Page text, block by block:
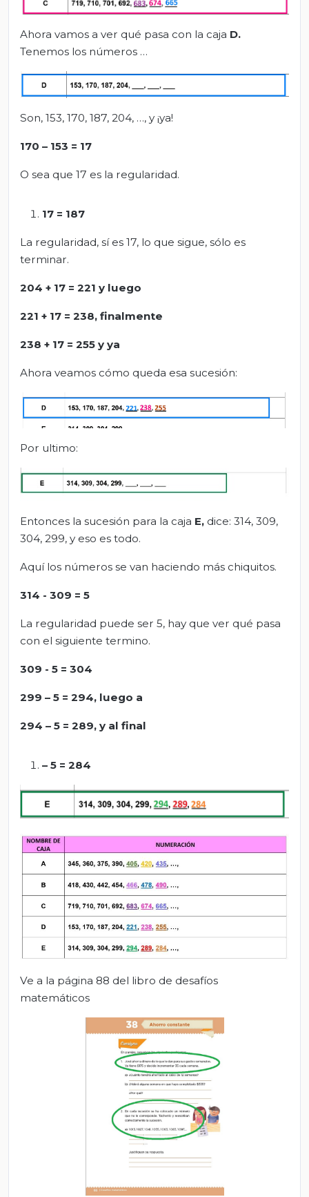
Ahora vamos a ver qué pasa con la caja D.
Tenemos los números …
Son, 153, 170, 187, 204, …, y ¡ya!
170 – 153 = 17
O sea que 17 es la regularidad.
17 = 187
La regularidad, sí es 17, lo que sigue, sólo es
terminar.
204 + 17 = 221 y luego
221 + 17 = 238, finalmente
238 + 17 = 255 y ya
Ahora veamos cómo queda esa sucesión:
Por ultimo:
Entonces la sucesión para la caja E, dice: 314, 309,
304, 299, y eso es todo.
Aquí los números se van haciendo más chiquitos.
314 - 309 = 5
La regularidad puede ser 5, hay que ver qué pasa
con el siguiente termino.
309 - 5 = 304
299 – 5 = 294, luego a
294 – 5 = 289, y al final
– 5 = 284
Ve a la página 88 del libro de desafíos
matemáticos